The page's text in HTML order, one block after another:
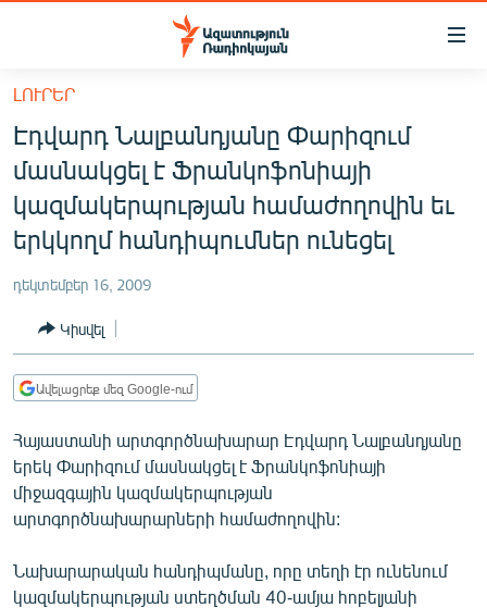
Մատչելիության
հիմնական
բովանդակությանը
Անցնել
հիմնական
մենյուին
Որոնում
ՀԱՅԱՍՏԱՆ
ՔԱՂԱՔԱԿԱՆ
ԸՆՏՐՈՒԹՅՈՒՆՆԵՐ 2026
ՏՆՏԵՍՈՒԹՅՈՒՆ
ՂԱՐԱԲԱՂ
ՏԱՐԱԾԱՇՐՋԱՆ
ՄԻՋԱԶԳԱՅԻՆ
ՍՊՈՐՏ
ԼՈՒՐԵՐ
Էդվարդ Նալբանդյանը Փարիզում
մասնակցել է Ֆրանկոֆոնիայի
կազմակերպության համաժողովին եւ
երկկողմ հանդիպումներ ունեցել
դեկտեմբեր 16, 2009
Կիսվել
Ավելացրեք մեզ Google-ում
Հայաստանի արտգործնախարար Էդվարդ Նալբանդյանը
երեկ Փարիզում մասնակցել է Ֆրանկոֆոնիայի
միջազգային կազմակերպության
արտգործնախարարների համաժողովին:
Նախարարական հանդիպմանը, որը տեղի էր ունենում
կազմակերպության ստեղծման 40-ամյա հոբելյանի